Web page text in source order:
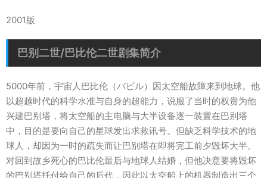
2001版
巴别二世/巴比伦二世剧集简介
5000年前，宇宙人巴比伦（バビル）因太空船故障来到地球。他
以超越时代的科学水准与自身的超能力，说服了当时的权贵为他
兴建巴别塔，将太空船的主电脑与大半设备逐一装置在巴别塔
中，目的是要向自己的星球发出求救讯号。但缺乏科学技术的地
球人，却因为一时的疏失而让巴别塔在即将完工前夕毁坏大半。
对回到故乡死心的巴比伦最后与地球人结婚，但他决意要将毁坏
的巴别塔托付给自己的后代，因此以太空船上的机器制造出三个